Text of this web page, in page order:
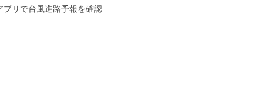
プリで台風進路予報を確認